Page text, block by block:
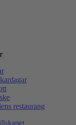
restaurang